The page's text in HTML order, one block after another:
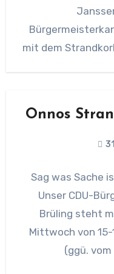
mit dem
Onnos
Sag was Sache
Unser CDU-
Brüling steht
Mittwoch von 15-
(ggü.